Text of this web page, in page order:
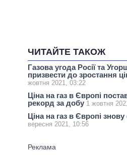
ЧИТАЙТЕ ТАКОЖ
Газова угода Росії та
призвести до зростання
жовтня 2021, 03:22
Ціна на газ в Європі
рекорд за добу 1 жовтня
Ціна на газ в Європі
вересня 2021, 10:56